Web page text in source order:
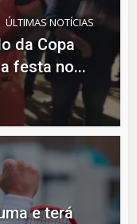
ÚLTIMAS NOTÍCIAS
da Copa
festa no...
e terá